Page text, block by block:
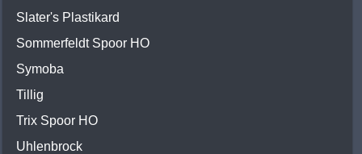
Slater's Plastikard
Sommerfeldt Spoor HO
Symoba
Tillig
Trix Spoor HO
Uhlenbrock